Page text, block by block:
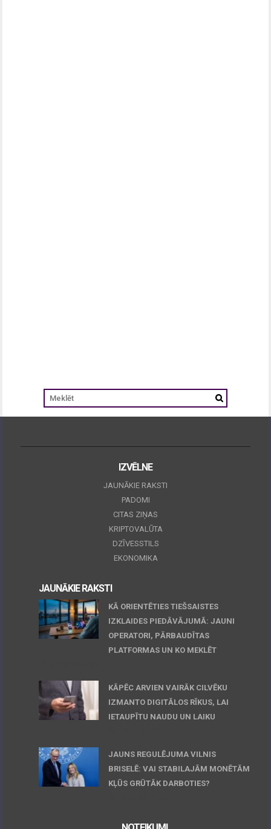
IZVĒLNE
JAUNĀKIE RAKSTI
PADOMI
CITAS ZIŅAS
KRIPTOVALŪTA
DZĪVESSTILS
EKONOMIKA
JAUNĀKIE RAKSTI
KĀ ORIENTĒTIES TIEŠSAISTES
IZKLAIDES PIEDĀVĀJUMĀ: JAUNI
OPERATORI, PĀRBAUDĪTAS
PLATFORMAS UN KO MEKLĒT
KĀPĒC ARVIEN VAIRĀK CILVĒKU
IZMANTO DIGITĀLOS RĪKUS, LAI
IETAUPĪTU NAUDU UN LAIKU
JAUNS REGULĒJUMA VILNIS
BRISELĒ: VAI STABILAJĀM MONĒTĀM
KĻŪS GRŪTĀK DARBOTIES?